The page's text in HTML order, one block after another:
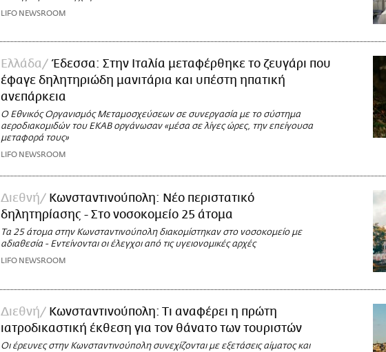
LIFO NEWSROOM
Ελλάδα
Έδεσσα: Στην Ιταλία μεταφέρθηκε το ζευγάρι που
έφαγε δηλητηριώδη μανιτάρια και υπέστη ηπατική
ανεπάρκεια
Ο Εθνικός Οργανισμός Μεταμοσχεύσεων σε συνεργασία με το σύστημα
αεροδιακομιδών του ΕΚΑΒ οργάνωσαν «μέσα σε λίγες ώρες, την επείγουσα
μεταφορά τους»
LIFO NEWSROOM
Διεθνή
Κωνσταντινούπολη: Νέο περιστατικό
δηλητηρίασης - Στο νοσοκομείο 25 άτομα
Τα 25 άτομα στην Κωνσταντινούπολη διακομίστηκαν στο νοσοκομείο με
αδιαθεσία - Εντείνονται οι έλεγχοι από τις υγειονομικές αρχές
LIFO NEWSROOM
Διεθνή
Κωνσταντινούπολη: Τι αναφέρει η πρώτη
ιατροδικαστική έκθεση για τον θάνατο των τουριστών
Οι έρευνες στην Κωνσταντινούπολη συνεχίζονται με εξετάσεις αίματος και